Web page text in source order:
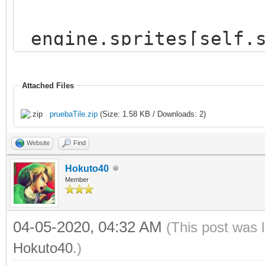
Attached Files
pruebaTile.zip (Size: 1.58 KB / Downloads: 2)
Website Find
Hokuto40
Member
04-05-2020, 04:32 AM (This post was
Hokuto40.)